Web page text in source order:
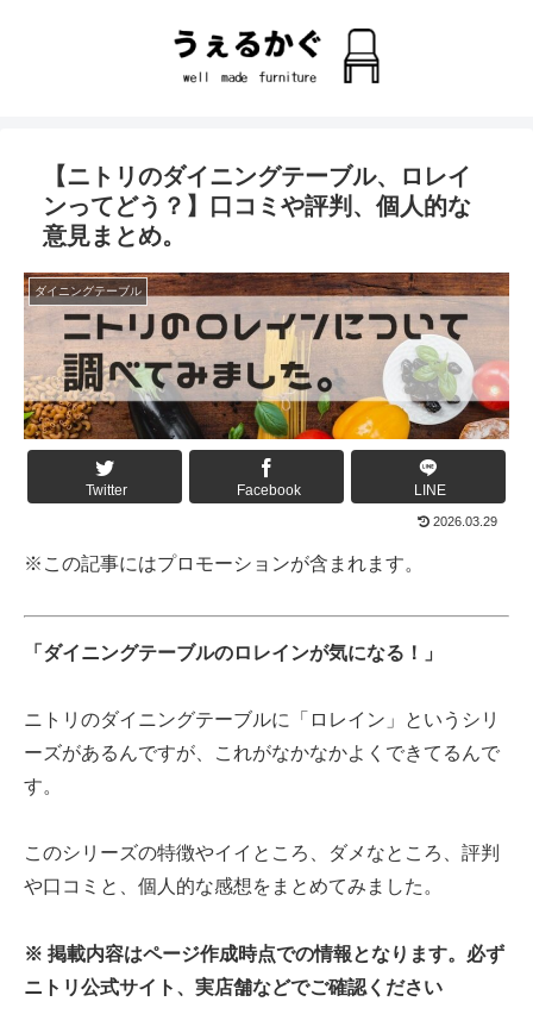
【ニトリのダイニングテーブル、ロレイ
ンってどう？】口コミや評判、個人的な
意見まとめ。
ダイニングテーブル
Twitter Facebook LINE
2026.03.29
※この記事にはプロモーションが含まれます。
「ダイニングテーブルのロレインが気になる！」
ニトリのダイニングテーブルに「ロレイン」というシリ
ーズがあるんですが、これがなかなかよくできてるんで
す。
このシリーズの特徴やイイところ、ダメなところ、評判
や口コミと、個人的な感想をまとめてみました。
※ 掲載内容はページ作成時点での情報となります。必ず
ニトリ公式サイト、実店舗などでご確認ください